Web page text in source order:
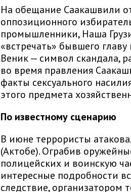
На обещание Саакашвили
оппозиционного
промышленники, Наша
«встречать» бывшего главу
Веник — символ скандала,
во время правления
факты сексуального
этого предмета
По известному сценарию
В июне террористы
(Актобе). Ограбив
полицейских и воинскую
интересные подробности
следствие,